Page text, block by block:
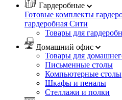
Гардеробные
Готовые комплекты
гардеробная Сити
Товары для
Домашний офис
Товары для
Письменные столы
Компьютерные столы
Шкафы и пеналы
Стеллажи и полки